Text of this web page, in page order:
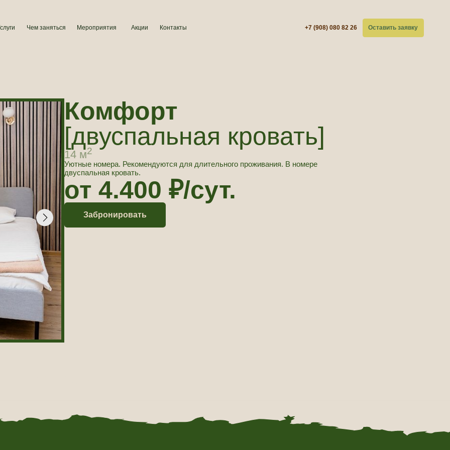
Оставить заявку
Чем заняться Мероприятия Контакты
Комфорт
[двуспальная кровать]
14 м 2
Уютные номера. Рекомендуются для длительного проживания. В номере
двуспальная кровать.
от 4.400 ₽/сут.
Забронировать